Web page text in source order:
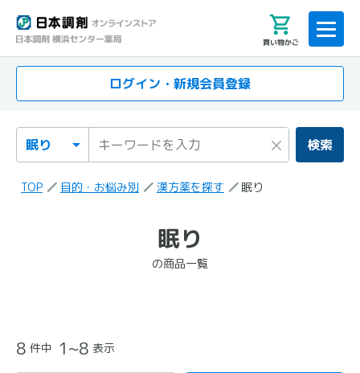
買い物かご
ログイン・新規会員登録
検索カテゴリ
検索キーワード × 検索
TOP 目的・お悩み別 漢方薬を探す 眠り
眠り
の商品一覧
8 件中 1~8 表示